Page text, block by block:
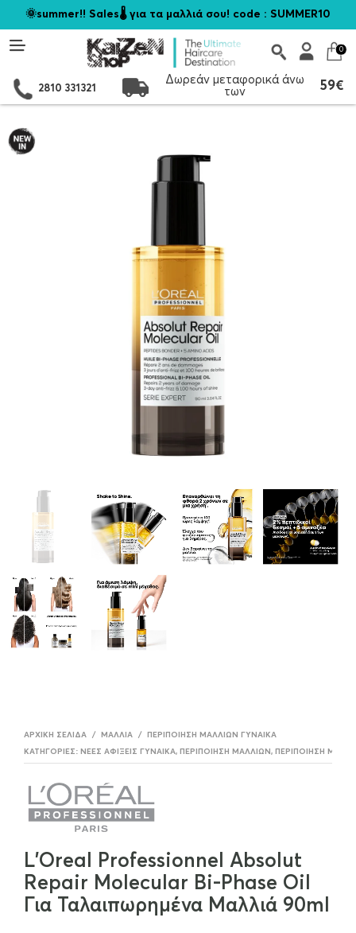
🌞summer!! Sales🌡️ για τα μαλλιά σου! code : SUMMER10
0
2810 331321
Δωρεάν μεταφορικά άνω
των
59€
ΑΡΧΙΚΉ ΣΕΛΊΔΑ / ΜΑΛΛΙΆ / ΠΕΡΙΠΟΊΗΣΗ ΜΑΛΛΊΩΝ ΓΥΝΑΊΚΑ
ΚΑΤΗΓΟΡΊΕΣ: ΝΈΕΣ ΑΦΊΞΕΙΣ ΓΥΝΑΊΚΑ, ΠΕΡΙΠΟΊΗΣΗ ΜΑΛΛΙΏΝ , ΠΕΡΙΠΟΊΗΣΗ
L’Oreal Professionnel Absolut
Repair Molecular Bi-Phase Oil
Για Ταλαιπωρημένα Μαλλιά 90ml